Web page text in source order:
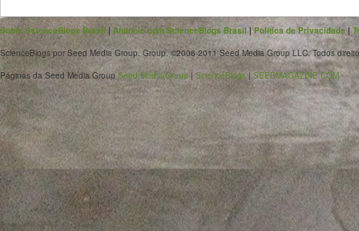
Sobre ScienceBlogs Brasil | Anuncie com ScienceBlogs Brasil|Política de Privacidade|
ScienceBlogs por Seed Media Group. Group. ©2006-2011 Seed Media Group LLC. Todos
Páginas da Seed Media Group Seed Media Group| ScienceBlogs | SEEDMAGAZINE.COM